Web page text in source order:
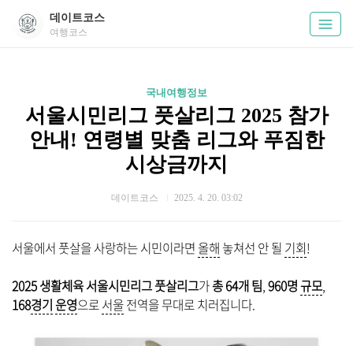
데이트코스
여행코스
국내여행정보
서울시민리그 풋살리그 2025 참가
안내! 연령별 맞춤 리그와 푸짐한
시상금까지
데이트코스 2025. 4. 20. 03:02
서울에서 풋살을 사랑하는 시민이라면 올해 놓쳐선 안 될 기회!
2025 생활체육 서울시민리그 풋살리그가총 64개 팀,960명규모,
168경기운영으로서울전역을 무대로 치러집니다.